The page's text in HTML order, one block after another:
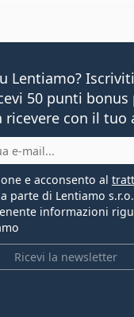
Lentiamo?
50 punti bonus
ricevere con il tuo
Ricevi la newsletter
e acconsento al
parte di Lentiamo
informazioni